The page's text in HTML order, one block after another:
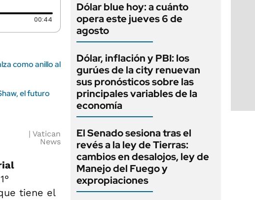
00:44 Duración: 44 segundos
como anillo al
el futuro
Vatican
News
tiene el
Dólar blue hoy: a cuánto
opera este jueves 6 de
agosto
Dólar, inflación y PBI: los
gurúes de la city renuevan
sus pronósticos sobre las
principales variables de la
economía
El Senado sesiona tras el
revés a la ley de Tierras:
cambios en desalojos, ley de
Manejo del Fuego y
expropiaciones